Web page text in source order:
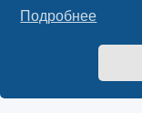
Подробнее